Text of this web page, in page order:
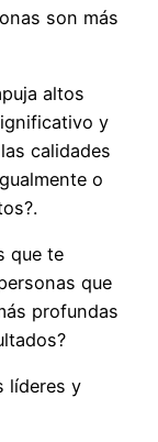
son más
altos
y
calidades
o
que te
que
profundas
líderes y